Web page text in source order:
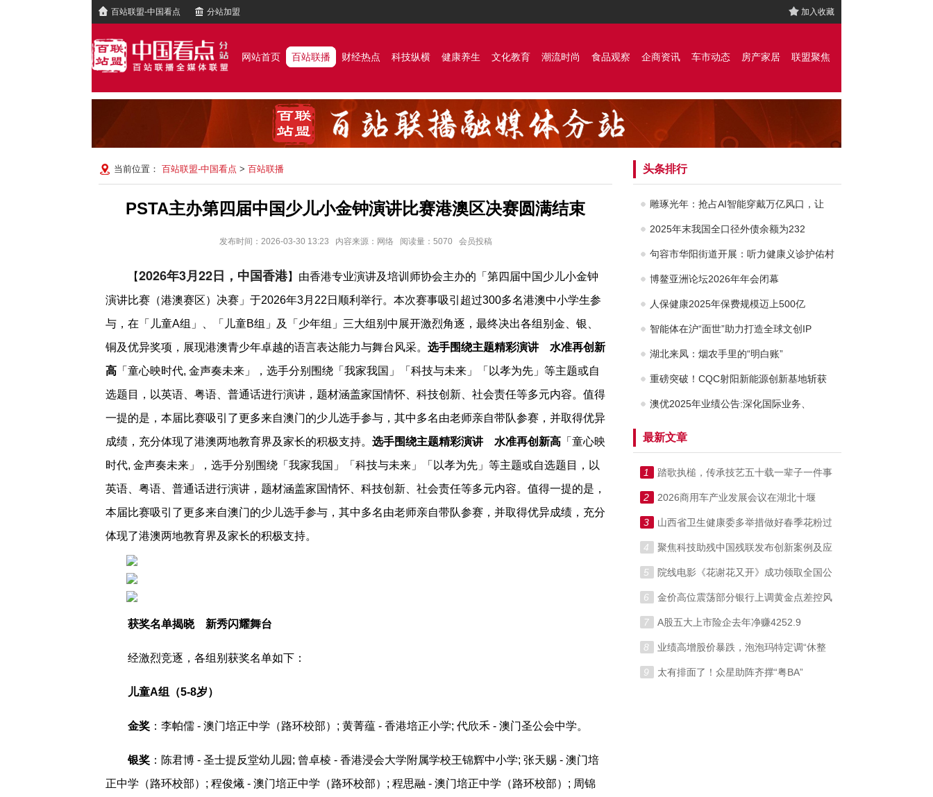
百站联盟-中国看点 分站加盟 加入收藏
网站首页 百站联播 财经热点 科技纵横 健康养生 文化教育 潮流时尚 食品观察 企商资讯 车市动态 房产家居 联盟聚焦
当前位置： 百站联盟-中国看点 > 百站联播
PSTA主办第四届中国少儿小金钟演讲比赛港澳区决赛圆满结束
发布时间：2026-03-30 13:23 内容来源：网络 阅读量：5070 会员投稿
【2026年3月22日，中国香港】由香港专业演讲及培训师协会主办的「第四届中国少儿小金钟
演讲比赛（港澳赛区）决赛」于2026年3月22日顺利举行。本次赛事吸引超过300多名港澳中小学生参
与，在「儿童A组」、「儿童B组」及「少年组」三大组别中展开激烈角逐，最终决出各组别金、银、
铜及优异奖项，展现港澳青少年卓越的语言表达能力与舞台风采。 选手围绕主题精彩演讲 水准再创新
高 「童心映时代, 金声奏未来」，选手分别围绕「我家我国」「科技与未来」「以孝为先」等主题或自
选题目，以英语、粤语、普通话进行演讲，题材涵盖家国情怀、科技创新、社会责任等多元内容。值得
一提的是，本届比赛吸引了更多来自澳门的少儿选手参与，其中多名由老师亲自带队参赛，并取得优异
成绩，充分体现了港澳两地教育界及家长的积极支持。 选手围绕主题精彩演讲 水准再创新高 「童心映
时代, 金声奏未来」，选手分别围绕「我家我国」「科技与未来」「以孝为先」等主题或自选题目，以
英语、粤语、普通话进行演讲，题材涵盖家国情怀、科技创新、社会责任等多元内容。值得一提的是，
本届比赛吸引了更多来自澳门的少儿选手参与，其中多名由老师亲自带队参赛，并取得优异成绩，充分
体现了港澳两地教育界及家长的积极支持。
获奖名单揭晓 新秀闪耀舞台
经激烈竞逐，各组别获奖名单如下：
儿童A组（5-8岁）
金奖 ：李帕儒 - 澳门培正中学（路环校部）; 黄菁蕴 - 香港培正小学; 代欣禾 - 澳门圣公会中学。
银奖 ：陈君博 - 圣士提反堂幼儿园; 曾卓棱 - 香港浸会大学附属学校王锦辉中小学; 张天赐 - 澳门培
正中学（路环校部）; 程俊爔 - 澳门培正中学（路环校部）; 程思融 - 澳门培正中学（路环校部）; 周锦
头条排行
雕琢光年：抢占AI智能穿戴万亿风口，让
2025年末我国全口径外债余额为232
句容市华阳街道开展：听力健康义诊护佑村
博鳌亚洲论坛2026年年会闭幕
人保健康2025年保费规模迈上500亿
智能体在沪“面世”助力打造全球文创IP
湖北来凤：烟农手里的“明白账”
重磅突破！CQC射阳新能源创新基地斩获
澳优2025年业绩公告:深化国际业务、
最新文章
1 踏歌执槌，传承技艺五十载一辈子一件事
2 2026商用车产业发展会议在湖北十堰
3 山西省卫生健康委多举措做好春季花粉过
4 聚焦科技助残中国残联发布创新案例及应
5 院线电影《花谢花又开》成功领取全国公
6 金价高位震荡部分银行上调黄金点差控风
7 A股五大上市险企去年净赚4252.9
8 业绩高增股价暴跌，泡泡玛特定调“休整
9 太有排面了！众星助阵齐撑“粤BA”